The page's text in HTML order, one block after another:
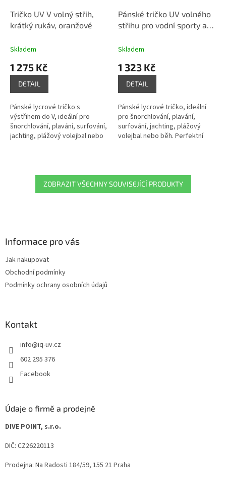
Tričko UV V volný střih,
krátký rukáv, oranžové
Skladem
1 275 Kč
DETAIL
Pánské lycrové tričko s
výstřihem do V, ideální pro
šnorchlování, plavání, surfování,
jachting, plážový volejbal nebo
Pánské tričko UV volného
střihu pro vodní sporty a
šedo-zelená
Skladem
1 323 Kč
DETAIL
Pánské lycrové tričko, ideální
pro šnorchlování, plavání,
surfování, jachting, plážový
volejbal nebo běh. Perfektní
ZOBRAZIT VŠECHNY SOUVISEJÍCÍ PRODUKTY
Informace pro vás
Jak nakupovat
Obchodní podmínky
Podmínky ochrany osobních údajů
Kontakt
info@iq-uv.cz
602 295 376
Facebook
Údaje o firmě a prodejně
DIVE POINT, s.r.o.
DIČ: CZ26220113
Prodejna: Na Radosti 184/59, 155 21 Praha